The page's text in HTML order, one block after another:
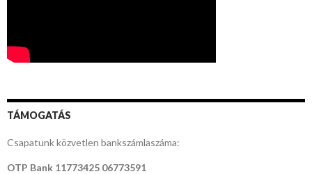
TÁMOGATÁS
Csapatunk közvetlen bankszámlaszáma:
OTP Bank 11773425 06773591